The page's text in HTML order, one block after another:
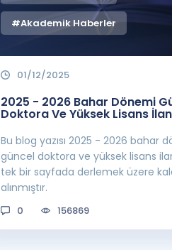
#Akademik Haberler
01/12/2025
2025 - 2026 Bahar Dönemi
Doktora Ve Yüksek Lisans
Bu blog yazısı 2025 - 2026 bahar
güncel doktora ve yüksek lisans
tek bir sayfada derlemek üzere
alınmıştır.
0 156869